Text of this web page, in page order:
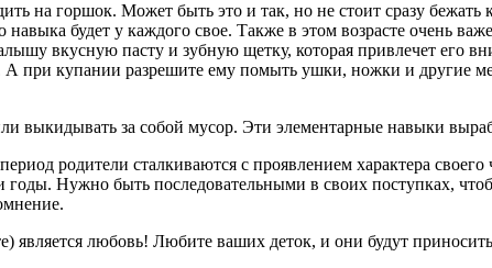
на горшок. Может быть это и так, но не стоит сразу бежать
будет у каждого свое. Также в этом возрасте очень
вкусную пасту и зубную щетку, которая привлечет его
при купании разрешите ему помыть ушки, ножки и другие
выкидывать за собой мусор. Эти элементарные навыки
родители сталкиваются с проявлением характера своего
Нужно быть последовательными в своих поступках,
является любовь! Любите ваших деток, и они будут